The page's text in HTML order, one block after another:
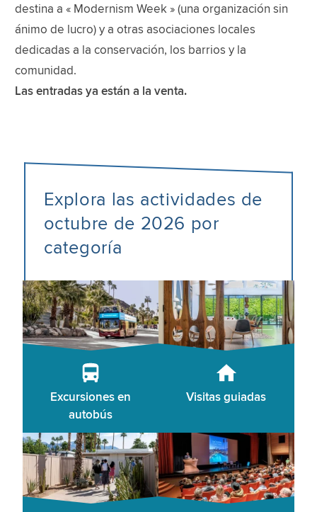
destina a « Modernism Week » (una organización sin
ánimo de lucro) y a otras asociaciones locales
dedicadas a la conservación, los barrios y la
comunidad.
Las entradas ya están a la venta.
Explora las actividades de
octubre de 2026 por
categoría
Excursiones en
autobús
Visitas guiadas